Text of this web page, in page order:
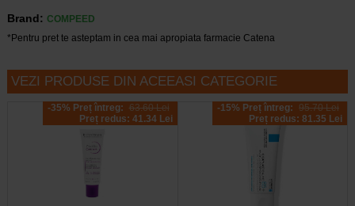
Brand: COMPEED
*Pentru pret te asteptam in cea mai apropiata farmacie Catena
VEZI PRODUSE DIN ACEEASI CATEGORIE
-35% Preț întreg: 63.60 Lei
Preț redus: 41.34 Lei
-15% Preț întreg: 95.70 Lei
Preț redus: 81.35 Lei